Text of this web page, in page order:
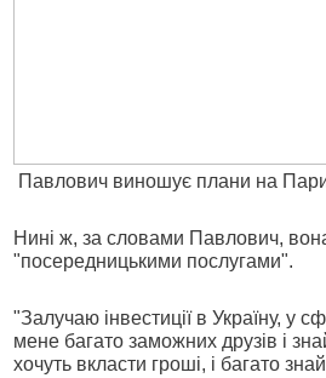
Павлович виношує плани на
Нині ж, за словами Павлович,
"посередницькими послугами".
"Залучаю інвестиції в Україну, у
мене багато заможних друзів і
хочуть вкласти гроші, і багато